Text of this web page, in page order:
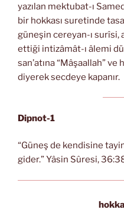
yazılan mektubat-ı
bir hokkası suretinde
güneşin cereyan-ı
ettiği intizâmât-ı âlemi
san’atına “Mâşaallah”
diyerek secdeye kapanır.
Dipnot-1
“Güneş de kendisine
gider.” Yâsin Sûresi,
hokka